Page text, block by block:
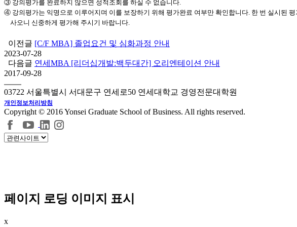
③ 강의평가를 완료하지 않으면 성적조회를 하실 수 없습니다.
④ 강의평가는 익명으로 이루어지며 이를 보장하기 위해 평가완료 여부만 확인합니다. 한 번 실시된 평
사오니 신중하게 평가해 주시기 바랍니다.
이전글 [C/F MBA] 졸업요건 및 심화과정 안내
2023-07-28
다음글 연세MBA [리더십개발:백두대간] 오리엔테이션 안내
2017-09-28
03722 서울특별시 서대문구 연세로50 연세대학교 경영전문대학원
개인정보처리방침
Copyright © 2016 Yonsei Graduate School of Business. All rights reserved.
페이지 로딩 이미지 표시
x